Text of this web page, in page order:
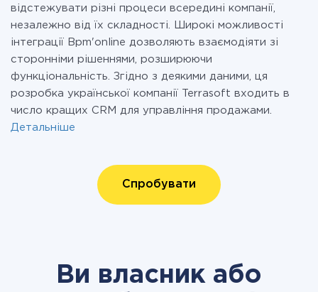
відстежувати різні процеси всередині компанії,
незалежно від їх складності. Широкі можливості
інтеграції Bpm'online дозволяють взаємодіяти зі
сторонніми рішеннями, розширюючи
функціональність. Згідно з деякими даними, ця
розробка української компанії Terrasoft входить в
число кращих CRM для управління продажами.
Детальніше
Спробувати
Ви власник або